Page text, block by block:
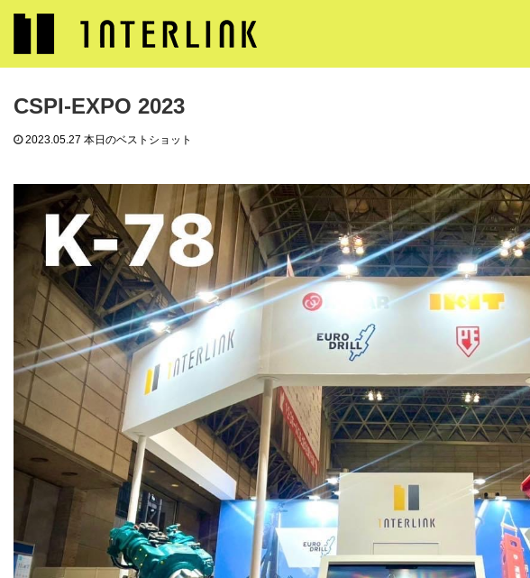
本日のベストショット CSPI-EXPO 2023
CSPI-EXPO 2023
2023.05.27 本日のベストショット